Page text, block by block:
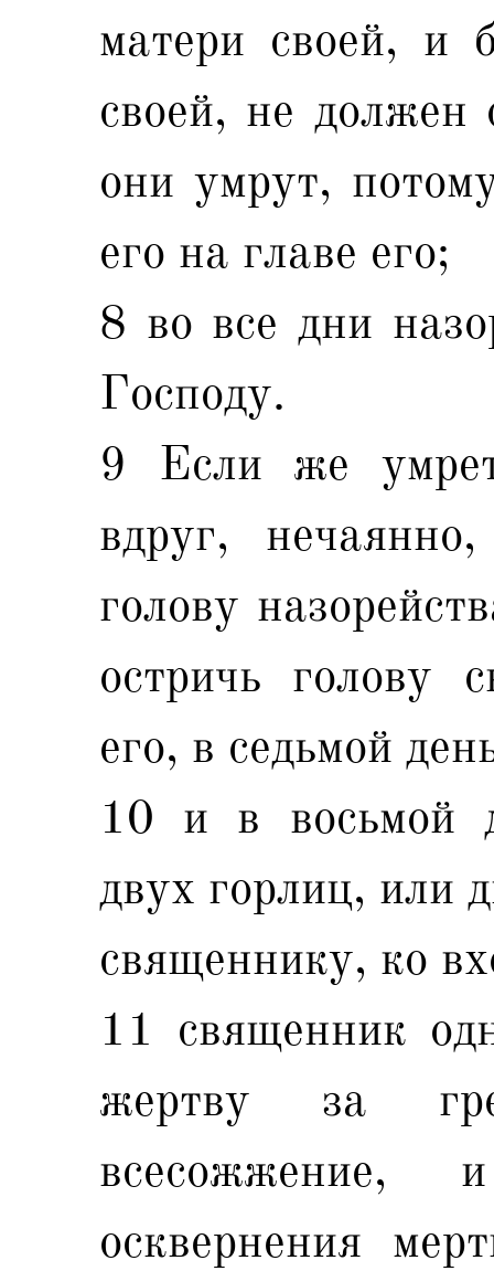
матери своей, и
своей, не должен
они умрут,
его на главе его;
8 во все дни
Господу.
9 Если же
вдруг,
голову
остричь голову
его, в седьмой
10 и в восьмой
двух горлиц, или
священнику, ко
11 священник
жертву за
осквернения